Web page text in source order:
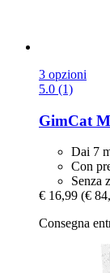
3 opzioni
5.0 (1)
GimCat
Dai 7
Con
Senza
€ 16,99 (€
Consegna